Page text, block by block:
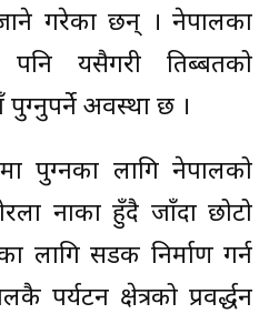
गरेका छन् । नेपालका
पनि यसैगरी तिब्बतको
पुग्नुपर्ने अवस्था छ ।
पुग्नका लागि नेपालको
नाका हुँदै जाँदा छोटो
लागि सडक निर्माण गर्न
क्षेत्रको प्रवर्द्धन